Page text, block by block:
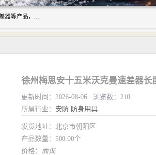
北京中创汇安科贸有限公司专业生产救援三脚架、天鹰4X气体检测仪、梅思安空气呼吸器、霍尼韦尔速差器等产品，品质保障，价格合理，欢迎在线致电咨询。
徐州梅思安十五米沃克曼速差器
更新时间：2026-08-06 浏览数：210
所属行业： 安防 防身用具
发货地址：北京市朝阳区
产品数量：500.00个
价格： 面议